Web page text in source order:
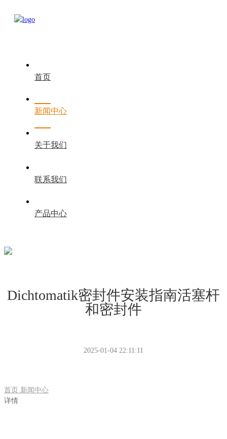
首页
新闻中心
关于我们
联系我们
产品中心
Dichtomatik密封件安装指南活塞杆
和密封件
2025-01-04 22:11:11
首页 新闻中心
详情